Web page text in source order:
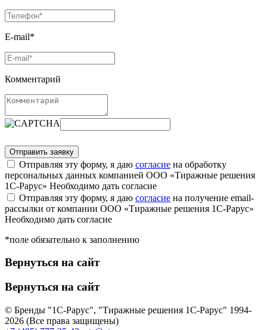
E-mail*
Комментарий
Отправляя эту форму, я даю согласие на обработку
персональных данных компанией ООО «Тиражные решения
1С-Рарус» Необходимо дать согласие
Отправляя эту форму, я даю согласие на получение email-
рассылки от компании ООО «Тиражные решения 1С-Рарус»
Необходимо дать согласие
*поле обязательно к заполнению
Вернуться на сайт
Вернуться на сайт
© Бренды "1С-Рарус", "Тиражные решения 1С-Рарус" 1994-
2026 (Все права защищены)